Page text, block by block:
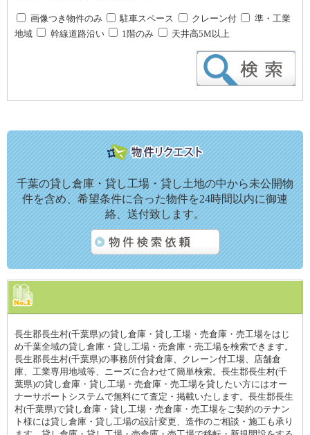
画像つき物件のみ 駐車スペース クレーン付
準・工業
地域
幹線道路沿い 1階のみ 天井高5M以上
千葉の貸し倉庫・貸し工場・貸し土地の中から未公開物
件を含め、希望条件に合った物件を24時間以内に御連
絡、送付致します。
長生郡長生村(千葉県)の貸し倉庫・貸し工場・売倉庫・売工場をはじ
め千葉全域の貸し倉庫・貸し工場・売倉庫・売工場を検索できます。
長生郡長生村(千葉県)の事務所付貸倉庫、クレーン付工場、店舗倉
庫、工業専用地域等、ニーズに合わせて簡単検索。長生郡長生村(千
葉県)の貸し倉庫・貸し工場・売倉庫・売工場を貸したい方にはオー
ナーサポートシステムで無料にて査定・掲載いたします。長生郡長生
村(千葉県)で貸し倉庫・貸し工場・売倉庫・売工場をご契約のテナン
ト様には貸し倉庫・貸し工場の設計変更、造作のご相談・施工も承り